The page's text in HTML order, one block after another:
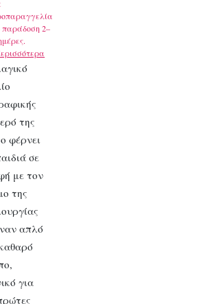
2–
της
φέρνει
σε
με τον
της
απλό
για